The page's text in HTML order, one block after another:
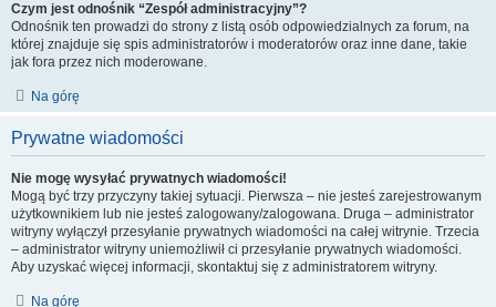
Czym jest odnośnik “Zespół administracyjny”?
Odnośnik ten prowadzi do strony z listą osób odpowiedzialnych za forum, na
której znajduje się spis administratorów i moderatorów oraz inne dane, takie
jak fora przez nich moderowane.
Na górę
Prywatne wiadomości
Nie mogę wysyłać prywatnych wiadomości!
Mogą być trzy przyczyny takiej sytuacji. Pierwsza – nie jesteś zarejestrowanym
użytkownikiem lub nie jesteś zalogowany/zalogowana. Druga – administrator
witryny wyłączył przesyłanie prywatnych wiadomości na całej witrynie. Trzecia
– administrator witryny uniemożliwił ci przesyłanie prywatnych wiadomości.
Aby uzyskać więcej informacji, skontaktuj się z administratorem witryny.
Na górę